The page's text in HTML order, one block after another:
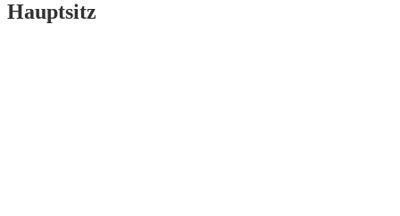
Hauptsitz